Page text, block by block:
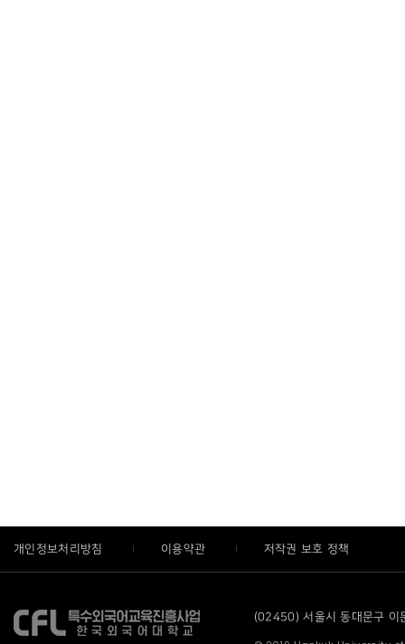
개인정보처리방침 이용약관 저작권 보호 정책
(02450) 서울시 동대문구